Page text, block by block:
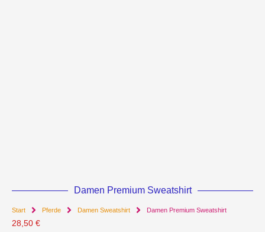
Damen Premium Sweatshirt
Start Pferde Damen Sweatshirt Damen Premium Sweatshirt
28,50 €